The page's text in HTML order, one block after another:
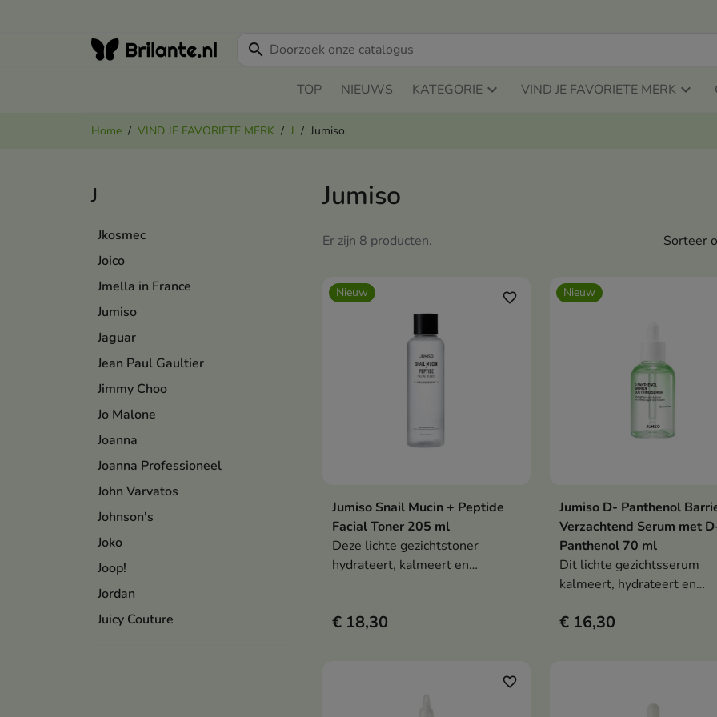
search
TOP NIEUWS KATEGORIE VIND JE FAVORIETE MERK
Home VIND JE FAVORIETE MERK J Jumiso
J
Jkosmec
Joico
Jmella in France
Jumiso
Jaguar
Jean Paul Gaultier
Jimmy Choo
Jo Malone
Joanna
Joanna Professioneel
John Varvatos
Johnson's
Joko
Joop!
Jordan
Juicy Couture
Jumiso
Er zijn 8 producten. Sorteer
Nieuw
 In winkelwagen
favorite_border
Jumiso Snail Mucin + Peptide
Facial Toner 205 ml
Deze lichte gezichtstoner
hydrateert, kalmeert en
acnegevoelige huid. De formule
en een complex van 12 peptiden
€ 18,30
Nieuw
In
Jumiso D- Panthenol
Verzachtend Serum met
Panthenol 70 ml
Dit lichte gezichtsserum
kalmeert, hydrateert en
een vette, gecombineerde
€ 16,30
favorite_border